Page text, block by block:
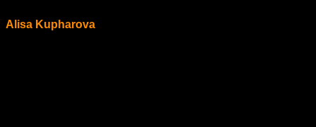
Alisa Kupharova